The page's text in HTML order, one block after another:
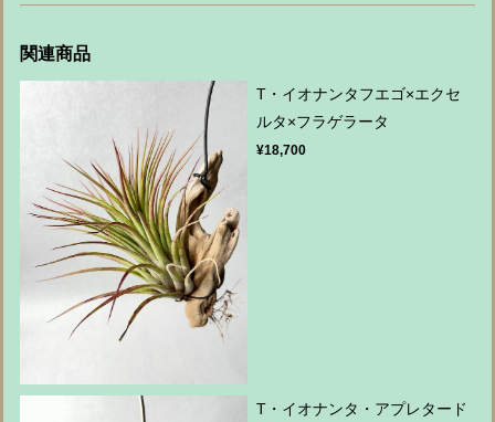
関連商品
T・イオナンタフエゴ×エクセ
ルタ×フラゲラータ
¥18,700
T・イオナンタ・アプレタード